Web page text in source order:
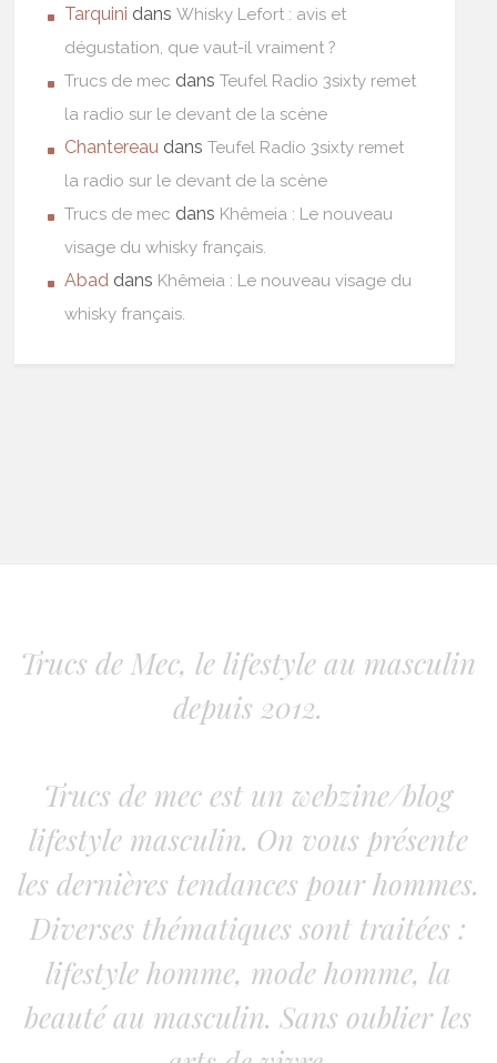
Tarquini dansWhisky Lefort : avis et
dégustation, que vaut-il vraiment ?
Trucs de mec dansTeufel Radio 3sixty remet
la radio sur le devant de la scène
Chantereau dansTeufel Radio 3sixty remet
la radio sur le devant de la scène
Trucs de mec dans Khêmeia : Le nouveau
visage du whisky français.
Abad dans Khêmeia : Le nouveau visage du
whisky français.
Trucs de Mec, le lifestyle au masculin
depuis 2012.
Trucs de mec est un webzine/blog
lifestyle masculin. On vous présente
les dernières tendances pour hommes.
Diverses thématiques sont traitées :
lifestyle homme, mode homme, la
beauté au masculin. Sans oublier les